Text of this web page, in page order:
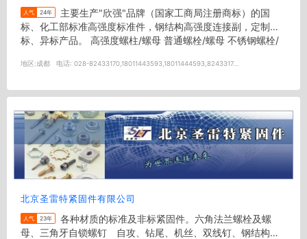
人气 24年
标、化工部标准高强度标准件，钢结构高强度连接副，定制非
标、异标产品。 高强度螺柱/螺母 普通螺栓/螺母 不锈钢螺栓/
地区:成都 电话: 028-82433170,18011443593,18011444593,8243317...
北京圣雷特紧固件有限公司
人气 23年
母、三角牙自锁螺钉 自攻、钻尾、机丝、双线钉、钢结构用